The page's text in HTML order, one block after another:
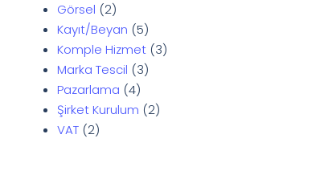
Görsel
2
Kayıt/Beyan 5
Komple Hizmet 3
Marka Tescil
3
Pazarlama 4
Şirket Kurulum
2
VAT 2